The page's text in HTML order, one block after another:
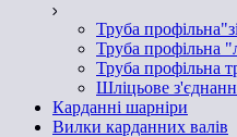
Труба
Труба профільна
Труба профільна
Шліцьове
Карданні шарніри
Вилки карданних валів